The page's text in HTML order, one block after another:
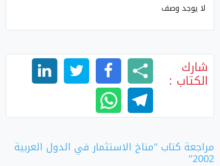
لا يوجد وصف
شارك
الكتاب :
مراجعة كتاب "مناخ الاستثمار في الدول العربية
2002"